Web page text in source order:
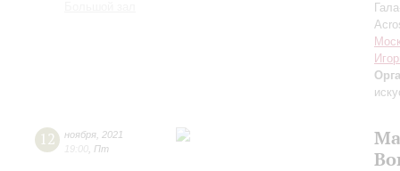
12 ноября 2021
19:00 Пт